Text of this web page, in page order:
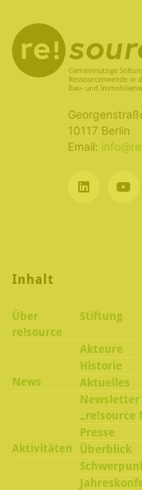
10117 Berlin
Email:
Inhalt
Über
re!source
Stiftung
Akteure
Historie
News
Aktuelles
Newsletter
„re!source
Presse
Aktivitäten
Überblick